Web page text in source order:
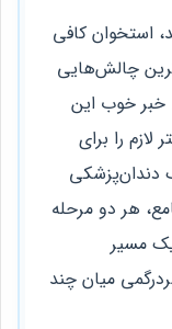
استخوان کافی
چالش‌هایی
خبر خوب این
را برای
دندان‌پزشکی
هر دو مرحله
مسیر
میان چند